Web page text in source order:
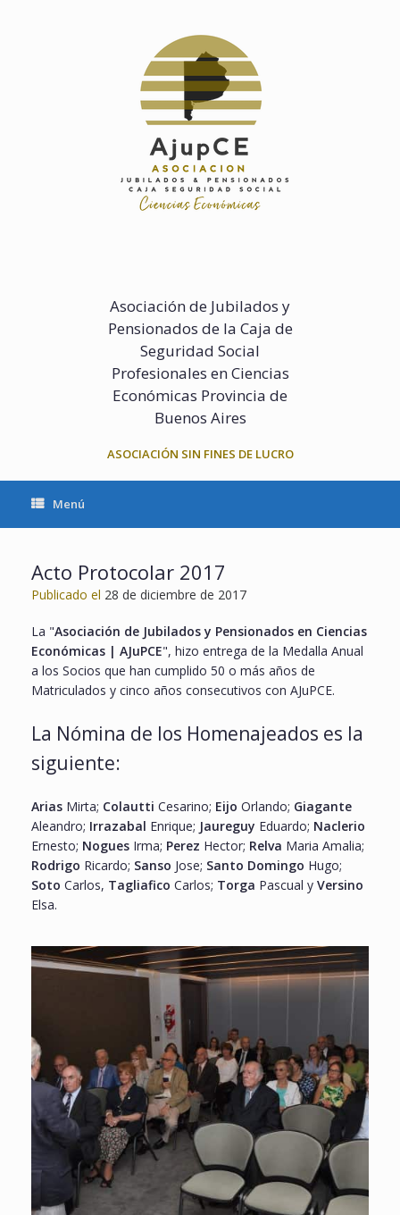
Asociación de Jubilados y
Pensionados de la Caja de
Seguridad Social
Profesionales en Ciencias
Económicas Provincia de
Buenos Aires
ASOCIACIÓN SIN FINES DE LUCRO
Menú
Acto Protocolar 2017
Publicado el 28 de diciembre de 2017
La "Asociación de Jubilados y Pensionados en Ciencias
Económicas | AJuPCE", hizo entrega de la Medalla Anual
a los Socios que han cumplido 50 o más años de
Matriculados y cinco años consecutivos con AJuPCE.
La Nómina de los Homenajeados es la
siguiente:
Arias Mirta; Colautti Cesarino; Eijo Orlando; Giagante
Aleandro; Irrazabal Enrique; Jaureguy Eduardo; Naclerio
Ernesto; Nogues Irma; Perez Hector; Relva Maria Amalia;
Rodrigo Ricardo; Sanso Jose; Santo Domingo Hugo;
Soto Carlos, Tagliafico Carlos; Torga Pascual y Versino
Elsa.